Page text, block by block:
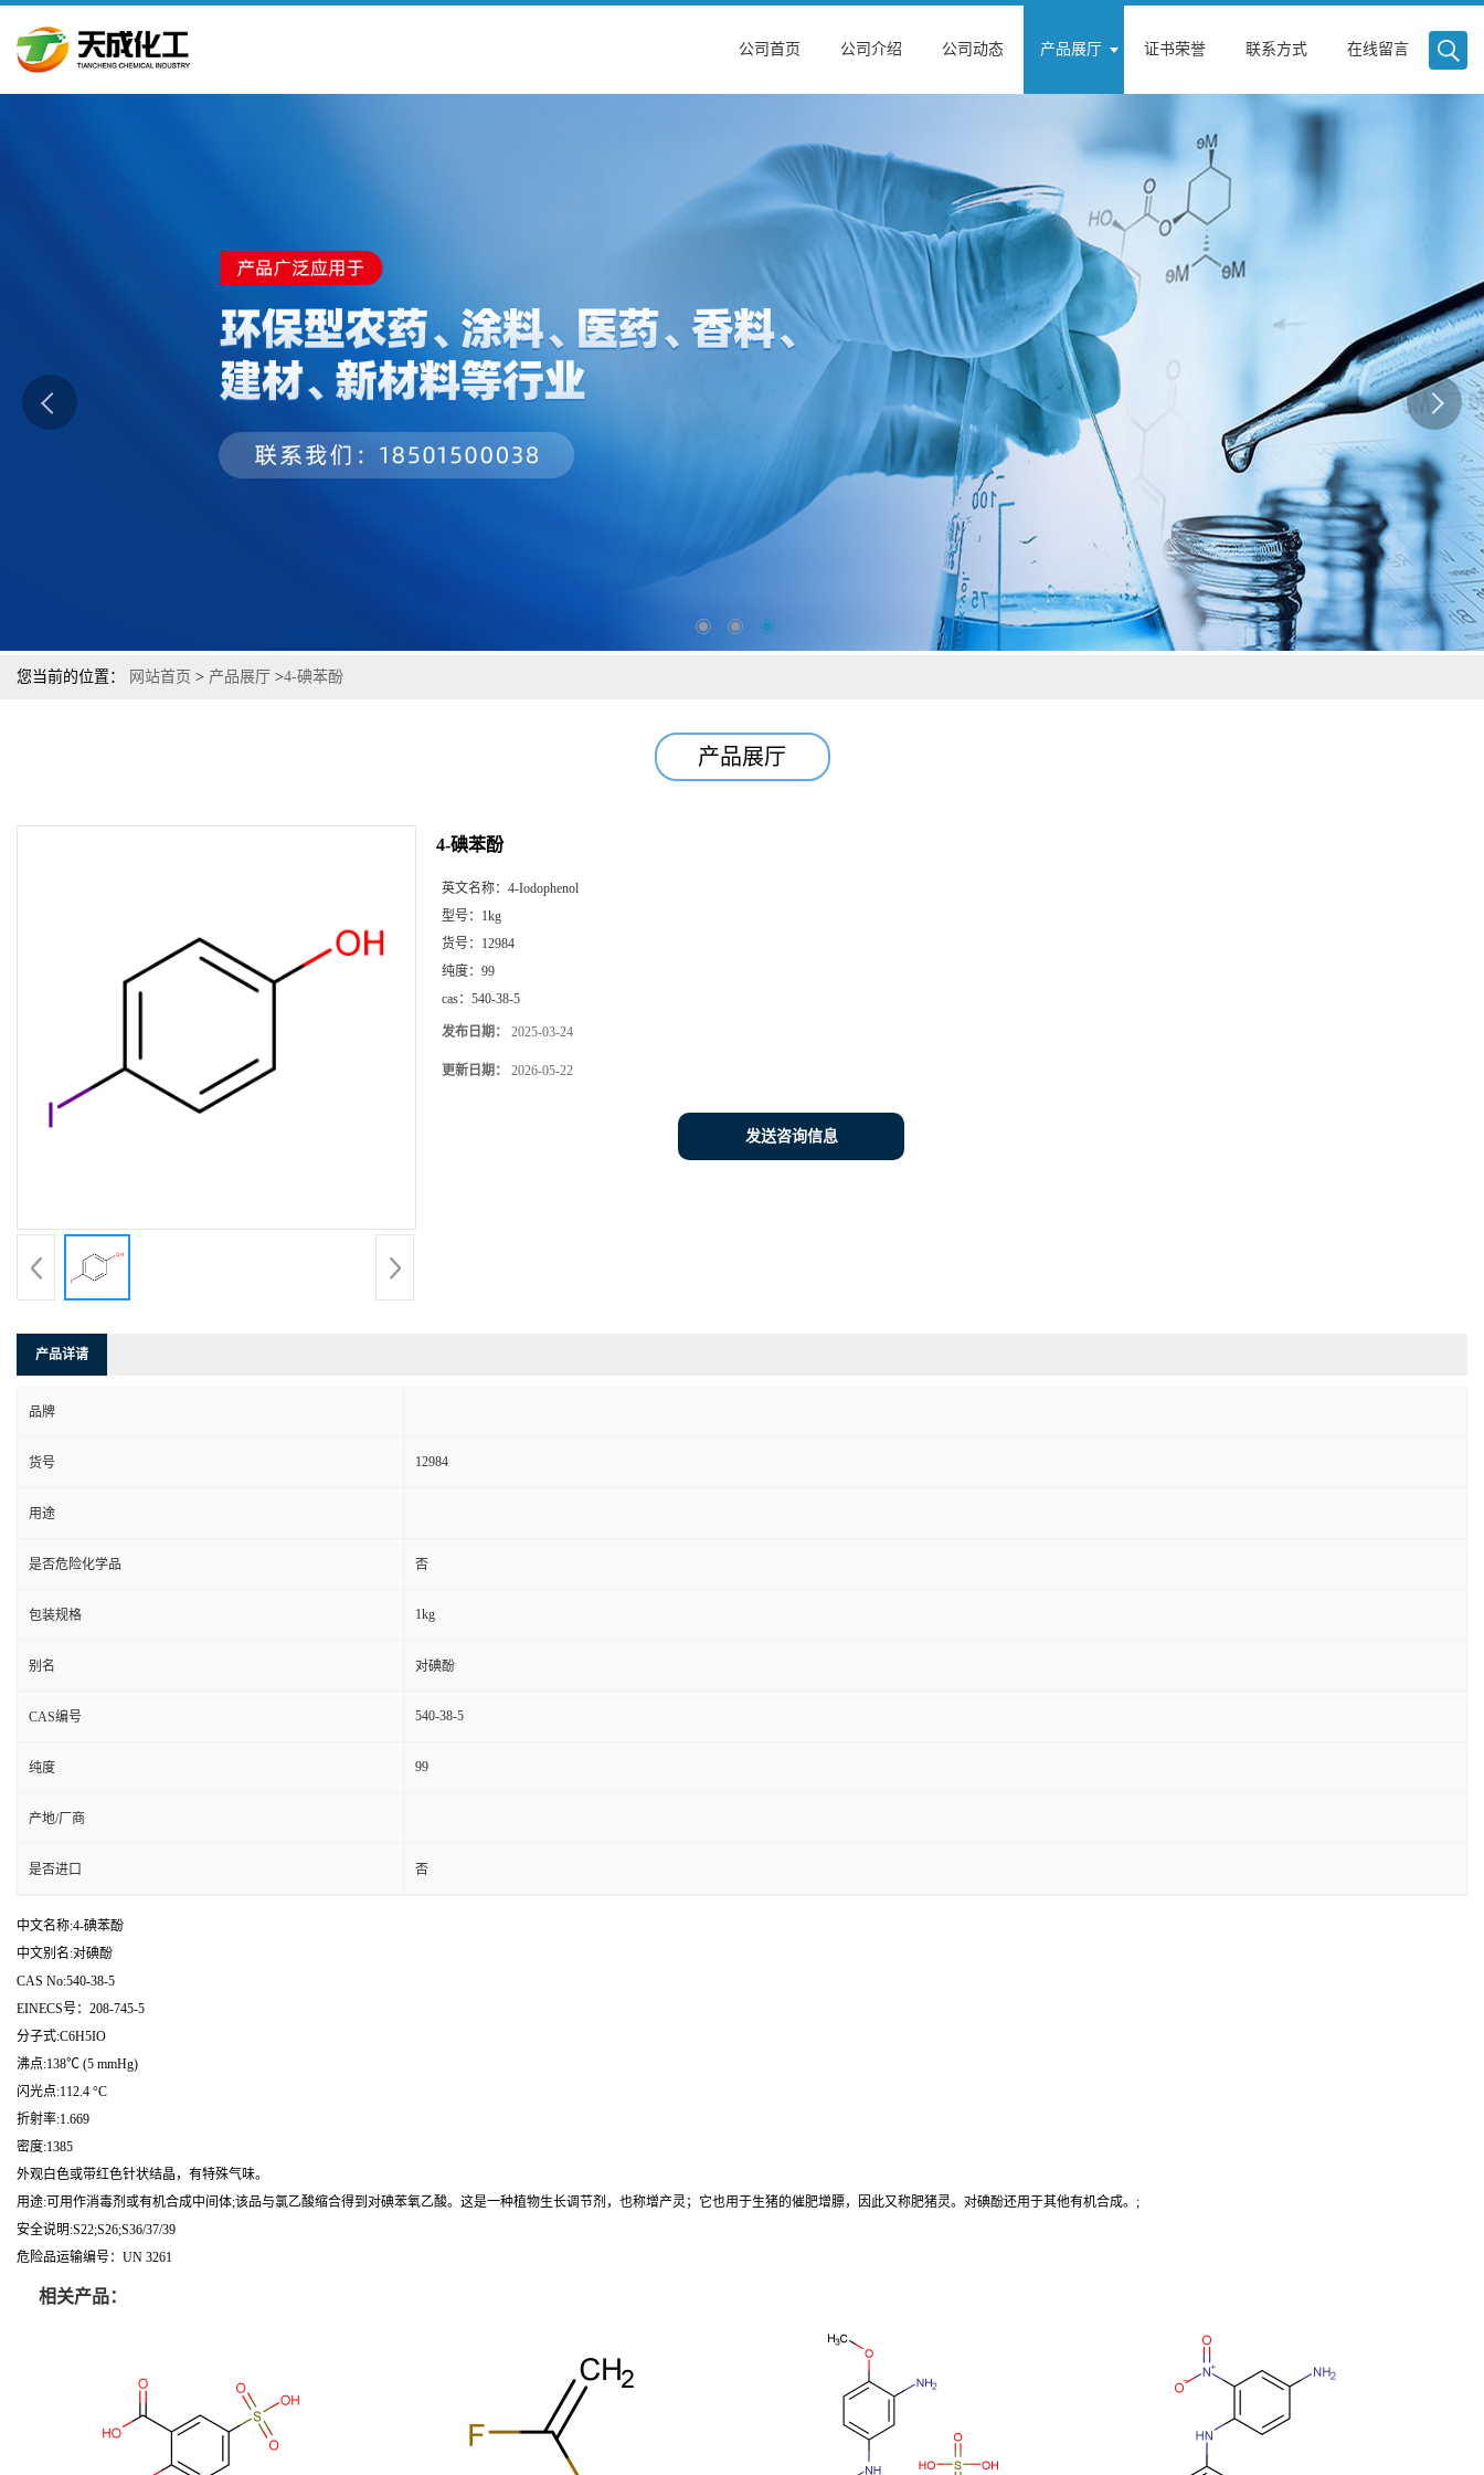
公司首页 公司介绍 公司动态 产品展厅 证书荣誉 联系方式 在线留言
您当前的位置： 网站首页 > 产品展厅 >4-碘苯酚
产品展厅
4-碘苯酚
英文名称： 4-Iodophenol
型号： 1kg
货号： 12984
纯度： 99
cas： 540-38-5
发布日期： 2025-03-24
更新日期： 2026-05-22
发送咨询信息
产品详请
品牌
货号 12984
用途
是否危险化学品 否
包装规格 1kg
别名 对碘酚
CAS编号 540-38-5
纯度 99
产地/厂商
是否进口 否
中文名称:4-碘苯酚
中文别名:对碘酚
CAS No:540-38-5
EINECS号：208-745-5
分子式:C6H5IO
沸点:138℃ (5 mmHg)
闪光点:112.4 °C
折射率:1.669
密度:1385
外观白色或带红色针状结晶，有特殊气味。
用途:可用作消毒剂或有机合成中间体;该品与氯乙酸缩合得到对碘苯氧乙酸。这是一种植物生长调节剂，也称增产灵；它也用于生猪的催肥增膘，因此又称肥猪灵。对碘酚还用于其他有机合成。;
安全说明:S22;S26;S36/37/39
危险品运输编号：UN 3261
相关产品：